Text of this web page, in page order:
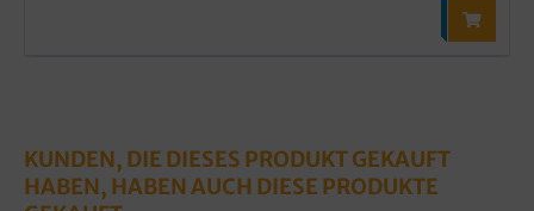
KUNDEN, DIE DIESES PRODUKT GEKAUFT
HABEN, HABEN AUCH DIESE PRODUKTE